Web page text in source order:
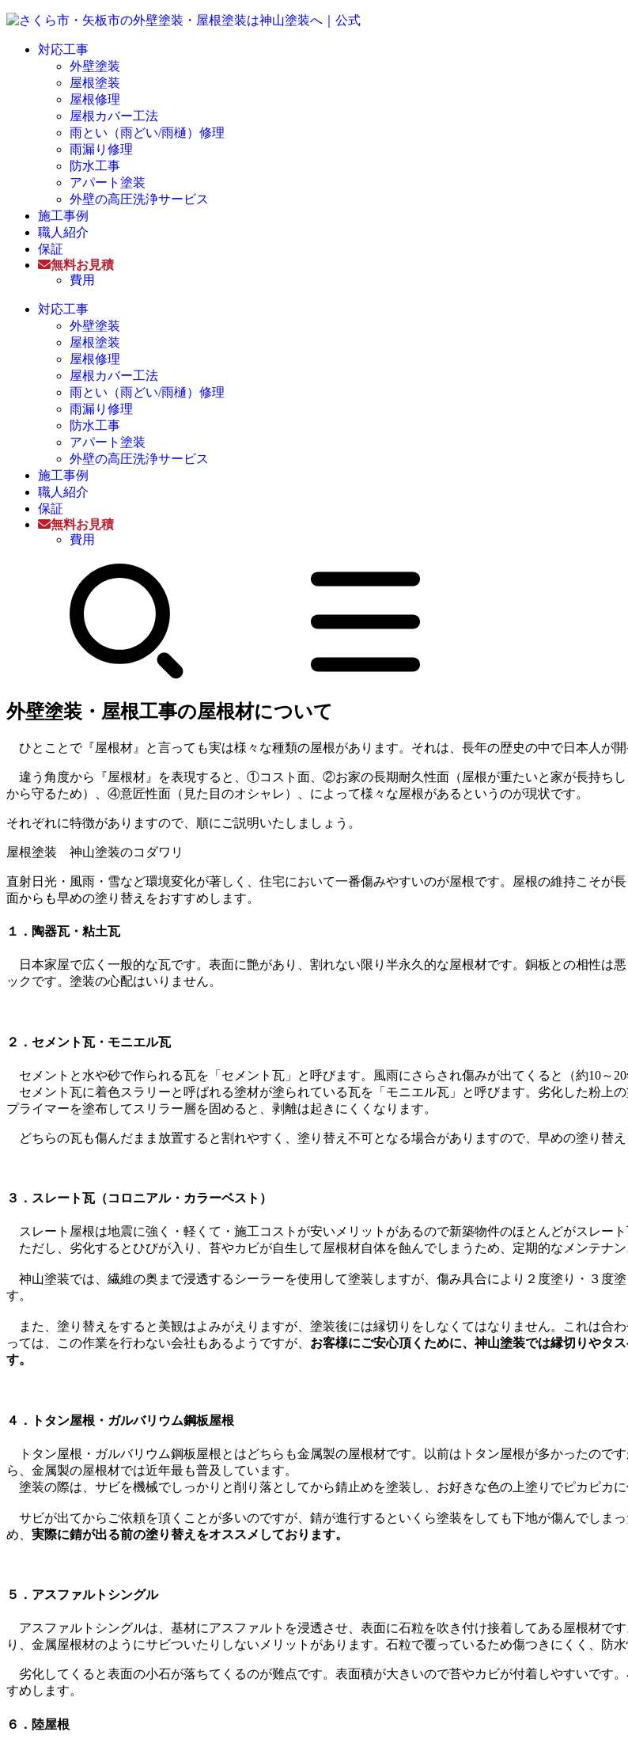
対応工事
外壁塗装
屋根塗装
屋根修理
屋根カバー工法
雨とい（雨どい/雨樋）修理
雨漏り修理
防水工事
アパート塗装
外壁の高圧洗浄サービス
施工事例
職人紹介
保証
無料お見積
費用
対応工事
外壁塗装
屋根塗装
屋根修理
屋根カバー工法
雨とい（雨どい/雨樋）修理
雨漏り修理
防水工事
アパート塗装
外壁の高圧洗浄サービス
施工事例
職人紹介
保証
無料お見積
費用
外壁塗装・屋根工事の屋根材について
ひとことで『屋根材』と言っても実は様々な種類の屋根があります。それは、長年の歴史の中で日本人が開
違う角度から『屋根材』を表現すると、①コスト面、②お家の長期耐久性面（屋根が重たいと家が長持ち
から守るため）、④意匠性面（見た目のオシャレ）、によって様々な屋根があるというのが現状です。
それぞれに特徴がありますので、順にご説明いたしましょう。
屋根塗装 神山塗装のコダワリ
直射日光・風雨・雪など環境変化が著しく、住宅において一番傷みやすいのが屋根です。屋根の維持こそが
面からも早めの塗り替えをおすすめします。
１．陶器瓦・粘土瓦
日本家屋で広く一般的な瓦です。表面に艶があり、割れない限り半永久的な屋根材です。銅板との相性は
ックです。塗装の心配はいりません。
２．セメント瓦・モニエル瓦
セメントと水や砂で作られる瓦を「セメント瓦」と呼びます。風雨にさらされ傷みが出てくると（約10～
セメント瓦に着色スラリーと呼ばれる塗材が塗られている瓦を「モニエル瓦」と呼びます。劣化した粉上
プライマーを塗布してスリラー層を固めると、剥離は起きにくくなります。
どちらの瓦も傷んだまま放置すると割れやすく、塗り替え不可となる場合がありますので、早めの塗り替え
３．スレート瓦（コロニアル・カラーベスト）
スレート屋根は地震に強く・軽くて・施工コストが安いメリットがあるので新築物件のほとんどがスレート
ただし、劣化するとひびが入り、苔やカビが自生して屋根材自体を蝕んでしまうため、定期的なメンテナン
神山塗装では、繊維の奥まで浸透するシーラーを使用して塗装しますが、傷み具合により２度塗り・３度
す。
また、塗り替えをすると美観はよみがえりますが、塗装後には縁切りをしなくてはなりません。これは合
っては、この作業を行わない会社もあるようですが、 お客様にご安心頂くために、神山塗装では縁切りやタ
す。
４．トタン屋根・ガルバリウム鋼板屋根
トタン屋根・ガルバリウム鋼板屋根とはどちらも金属製の屋根材です。以前はトタン屋根が多かったので
ら、金属製の屋根材では近年最も普及しています。
塗装の際は、サビを機械でしっかりと削り落としてから錆止めを塗装し、お好きな色の上塗りでピカピカに
サビが出てからご依頼を頂くことが多いのですが、錆が進行するといくら塗装をしても下地が傷んでしま
め、 実際に錆が出る前の塗り替えをオススメしております。
５．アスファルトシングル
アスファルトシングルは、基材にアスファルトを浸透させ、表面に石粒を吹き付け接着してある屋根材で
り、金属屋根材のようにサビついたりしないメリットがあります。石粒で覆っているため傷つきにくく、防
劣化してくると表面の小石が落ちてくるのが難点です。表面積が大きいので苔やカビが付着しやすいです
すめします。
６．陸屋根